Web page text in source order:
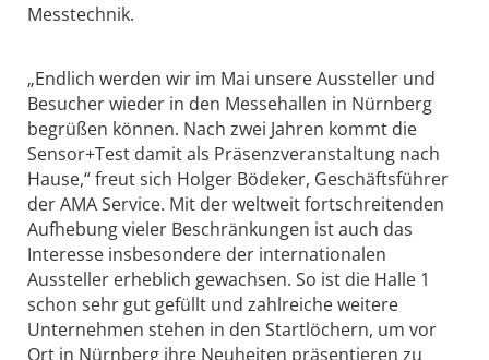
„Endlich werden wir im Mai unsere Aussteller und
Besucher wieder in den Messehallen in Nürnberg
begrüßen können. Nach zwei Jahren kommt die
Sensor+Test damit als Präsenzveranstaltung nach
Hause,“ freut sich Holger Bödeker, Geschäftsführer
der AMA Service. Mit der weltweit fortschreitenden
Aufhebung vieler Beschränkungen ist auch das
Interesse insbesondere der internationalen
Aussteller erheblich gewachsen. So ist die Halle 1
schon sehr gut gefüllt und zahlreiche weitere
Unternehmen stehen in den Startlöchern, um vor
Ort in Nürnberg ihre Neuheiten präsentieren zu